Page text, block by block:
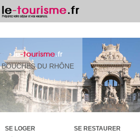
le-tourisme.fr
BOUCHES DU RHÔNE
SE LOGER SE RESTAURER